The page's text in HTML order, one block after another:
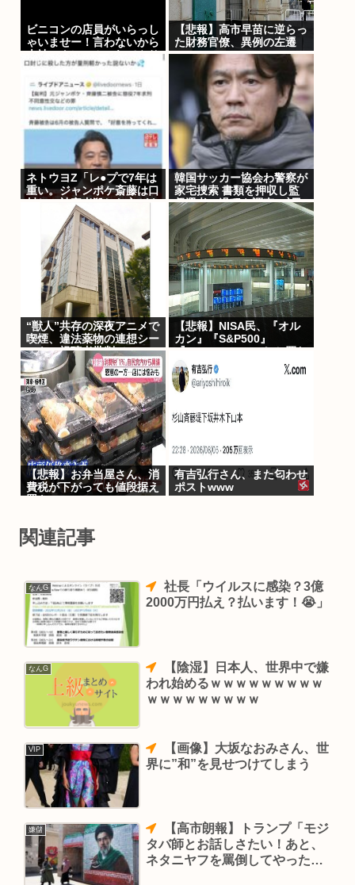
ビニコンの店員がいらっし
ゃいませー！言わないから
ましたよ！www
【悲報】高市早苗に逆らっ
た財務官僚、異例の左遷
www
ネトウヨZ「レ●プで7年は
重い。ジャンポケ斎藤は口
封じに被害者殺した方がよ
かった」
韓国サッカー協会わ警察が
家宅捜索 書類を押収し監
督選考の過程を調査 <\`皿
´>
“獣人”共存の深夜アニメで
喫煙、違法薬物の連想シー
ンも…視聴者批判でBPO
議論
【悲報】NISA民、『オル
カン』『S&P500』
ない
【悲報】お弁当屋さん、消
費税が下がっても値段据え
有吉弘行さん、また匂わせ
ポストwww
関連記事
なんG
社長「ウイルスに感染？3億
2000万円払え？払います！😭」
なんG
われ始めるｗｗｗｗｗｗｗｗｗ
ｗｗｗｗｗｗｗｗｗ
VIP
界に”和”を見せつけてしまう
嫌儲
タバ師とお話しさたい！あと、
ネタニヤフを罵倒してやったわ